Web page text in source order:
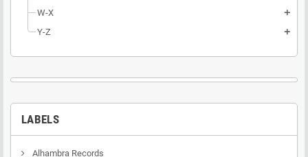
W-X add
Y-Z add
LABELS
Alhambra Records